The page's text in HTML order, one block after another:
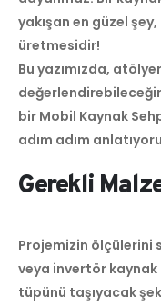
yakışan en güzel
üretmesidir!
Bu yazımızda,
bir Mobil Kaynak
adım adım
Gerekli
Projemizin ölçülerini
veya invertör
tüpünü taşıyacak